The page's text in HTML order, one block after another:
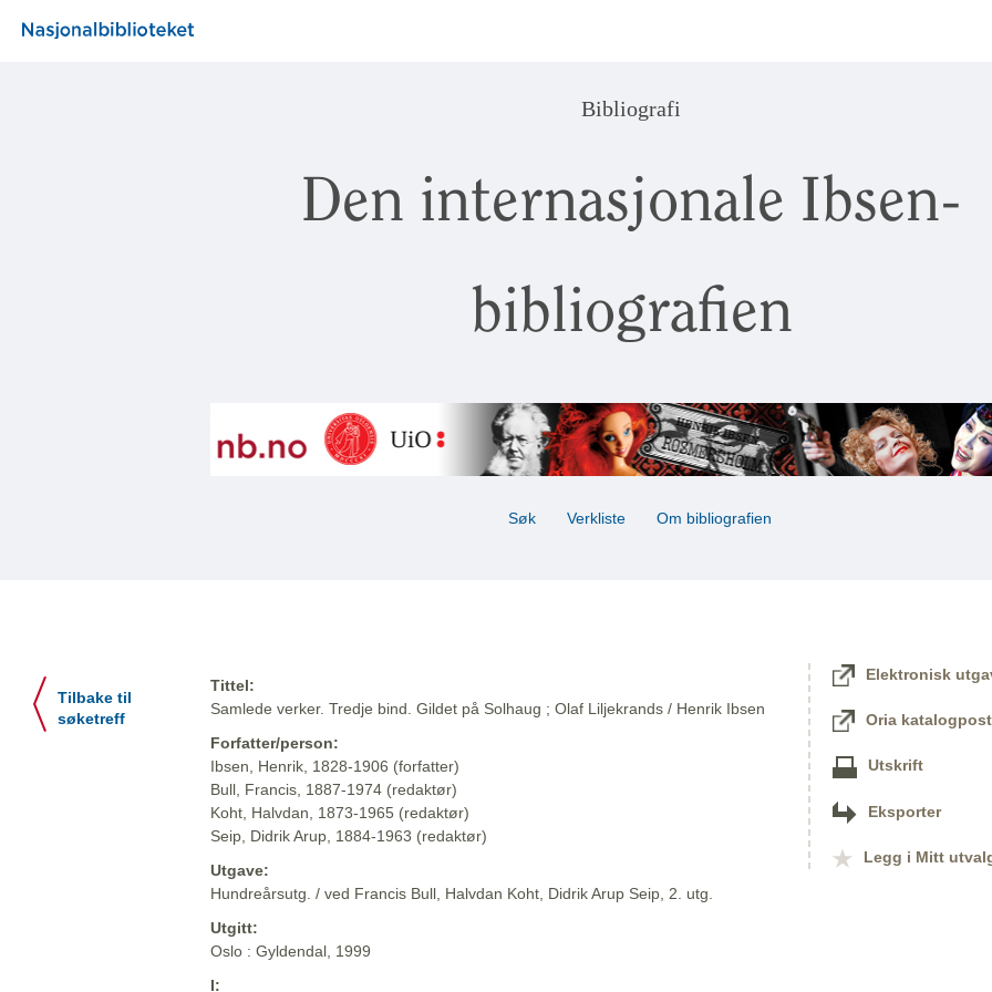
Bibliografi
Den internasjonale Ibsen-
bibliografien
Søk Verkliste Om bibliografien
Tilbake til
søketreff
Tittel:
Samlede verker. Tredje bind. Gildet på Solhaug ; Olaf Liljekrands / Henrik Ibsen
Forfatter/person:
Ibsen, Henrik, 1828-1906 (forfatter)
Bull, Francis, 1887-1974 (redaktør)
Koht, Halvdan, 1873-1965 (redaktør)
Seip, Didrik Arup, 1884-1963 (redaktør)
Utgave:
Hundreårsutg. / ved Francis Bull, Halvdan Koht, Didrik Arup Seip, 2. utg.
Utgitt:
Oslo : Gyldendal, 1999
I:
Elektronisk
Oria katalogpost
Utskrift
Eksporter
Legg i Mitt